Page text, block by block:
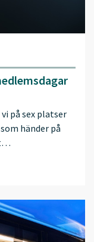
på sex platser
händer på